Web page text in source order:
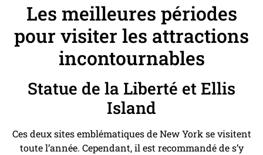
Les meilleures périodes
pour visiter les attractions
incontournables
Statue de la Liberté et Ellis
Island
Ces deux sites emblématiques de New York se visitent
toute l’année. Cependant, il est recommandé de s’y